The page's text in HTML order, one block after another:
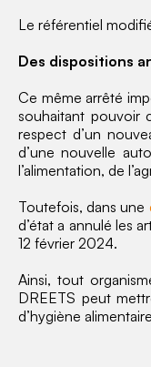
Le référentiel
Des dispositions
Ce même arrêté
souhaitant pouvoir
respect d’un
d’une nouvelle
l’alimentation, de
Toutefois, dans une
d’état a annulé les
12 février 2024.
Ainsi, tout
DREETS peut
d’hygiène